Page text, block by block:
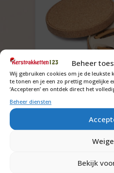
Beheer
Wij gebruiken cookies om je de
te tonen en je een zo prettig mogelijke
‘Accepteren’ en ontdek direct het
Beheer diensten
Bekijk
Wijnset van
met tekst of
Offerte